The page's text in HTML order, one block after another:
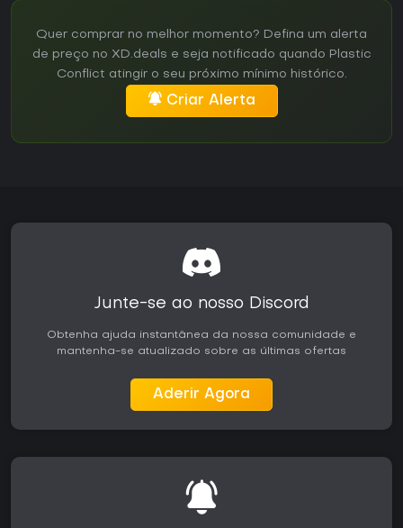
Quer comprar no melhor momento? Defina um alerta
de preço no XD.deals e seja notificado quando Plastic
Conflict atingir o seu próximo mínimo histórico.
Criar Alerta
Junte-se ao nosso Discord
Obtenha ajuda instantânea da nossa comunidade e
mantenha-se atualizado sobre as últimas ofertas
Aderir Agora